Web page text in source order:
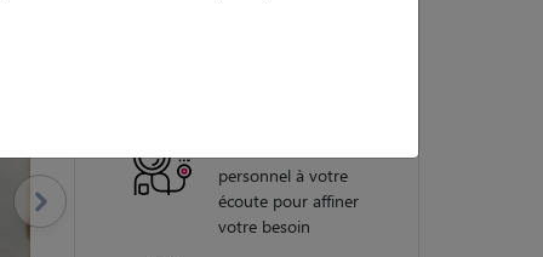
personnel à votre
écoute pour affiner
votre besoin